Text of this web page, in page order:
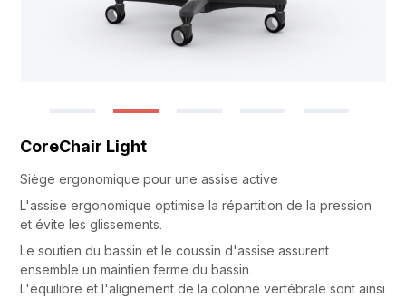
CoreChair Light
Siège ergonomique pour une assise active
L'assise ergonomique optimise la répartition de la pression
et évite les glissements.
Le soutien du bassin et le coussin d'assise assurent
ensemble un maintien ferme du bassin.
L'équilibre et l'alignement de la colonne vertébrale sont ainsi